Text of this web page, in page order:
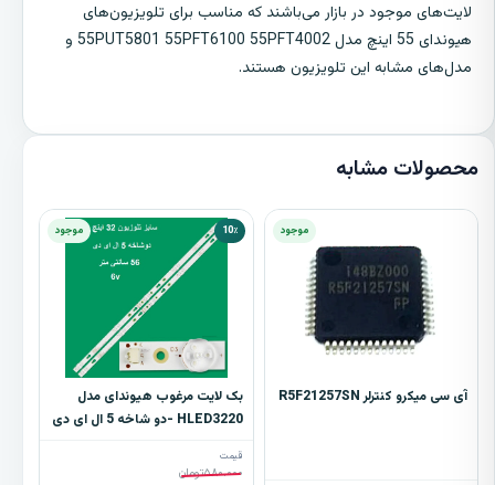
لایت‌های موجود در بازار می‌باشند که مناسب برای تلویزیون‌های
هیوندای 55 اینچ مدل 55PUT5801 55PFT6100 55PFT4002 و
مدل‌های مشابه این تلویزیون هستند.
محصولات مشابه
موجود
آی سی میکرو کنترلر R5F21257SN
10٪ موجود
بک لایت مرغوب هیوندای مدل
HLED3220 -دو شاخه 5 ال ای دی
قیمت
۵۸۰.۰۰۰تومان